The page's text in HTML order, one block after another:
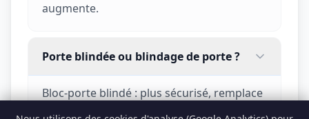
augmente.
Porte blindée ou blindage de porte ?
Bloc-porte blindé : plus sécurisé, remplace